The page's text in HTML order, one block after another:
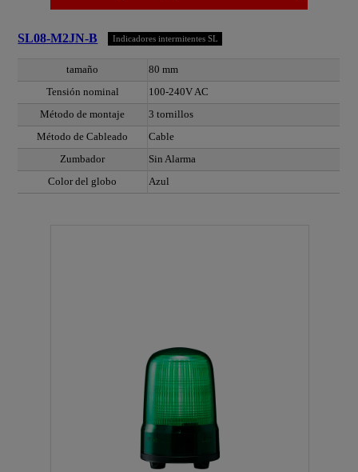
SL08-M2JN-B Indicadores intermitentes SL
tamaño
80 mm
Tensión nominal
100-240V AC
Método de montaje
3 tornillos
Método de Cableado
Cable
Zumbador
Sin Alarma
Color del globo
Azul